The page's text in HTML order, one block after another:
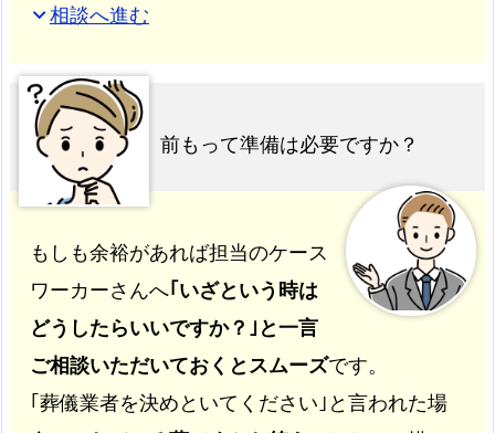
expand_more相談へ進む
前もって準備は必要ですか？
もしも余裕があれば担当のケース
ワーカーさんへ｢いざという時は
どうしたらいいですか？｣と一言
ご相談いただいておくとスムーズです。
｢葬儀業者を決めといてください｣と言われた場